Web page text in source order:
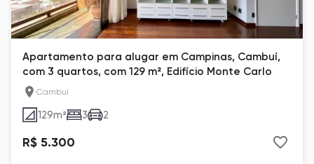
Apartamento para alugar em Campinas, Cambuí,
com 3 quartos, com 129 m², Edifício Monte Carlo
Cambuí
129m² 3 2
R$ 5.300